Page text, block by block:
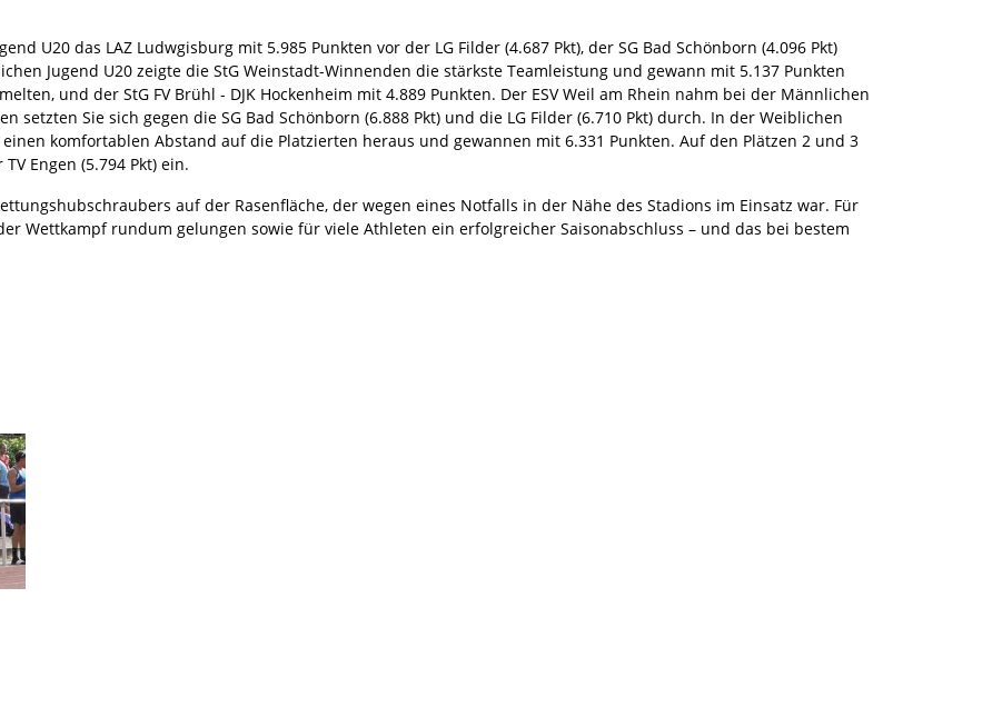
U20 das LAZ Ludwgisburg mit 5.985 Punkten vor der LG Filder (4.687 Pkt), der SG Bad Schönborn (4.096 Pkt)
Jugend U20 zeigte die StG Weinstadt-Winnenden die stärkste Teamleistung und gewann mit 5.137 Punkten
und der StG FV Brühl - DJK Hockenheim mit 4.889 Punkten. Der ESV Weil am Rhein nahm bei der Männlichen
setzten Sie sich gegen die SG Bad Schönborn (6.888 Pkt) und die LG Filder (6.710 Pkt) durch. In der Weiblichen
komfortablen Abstand auf die Platzierten heraus und gewannen mit 6.331 Punkten. Auf den Plätzen 2 und 3
Engen (5.794 Pkt) ein.
auf der Rasenfläche, der wegen eines Notfalls in der Nähe des Stadions im Einsatz war. Für
Wettkampf rundum gelungen sowie für viele Athleten ein erfolgreicher Saisonabschluss – und das bei bestem